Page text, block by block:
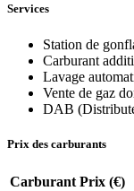
Services
Station de
Carburant
Lavage
Vente de gaz
DAB
Prix des carburants
Carburant Prix (€)